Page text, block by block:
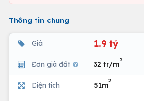
Thông tin chung
Giá 1.9 tỷ
Đơn giá đất 32 tr/m
2
Diện tích 51m
2